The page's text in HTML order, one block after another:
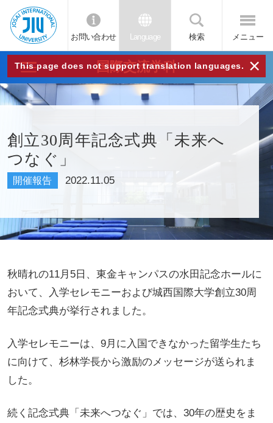
JIU
城西
国際
大学
お問い合わせ Language 検索 メニュー
This page does not support translation languages. ×
国際交流学科
創立30周年記念式典「未来へ
つなぐ」
開催報告 2022.11.05
秋晴れの11月5日、東金キャンパスの水田記念ホールに
おいて、入学セレモニーおよび城西国際大学創立30周
年記念式典が挙行されました。
入学セレモニーは、9月に入国できなかった留学生たち
に向けて、杉林学長から激励のメッセージが送られま
した。
続く記念式典「未来へつなぐ」では、30年の歴史をま